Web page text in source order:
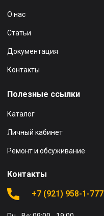
О нас
Статьи
Документация
Контакты
Полезные ссылки
Каталог
Личный кабинет
Ремонт и обсуживание
Контакты
+7 (921) 958-1-777